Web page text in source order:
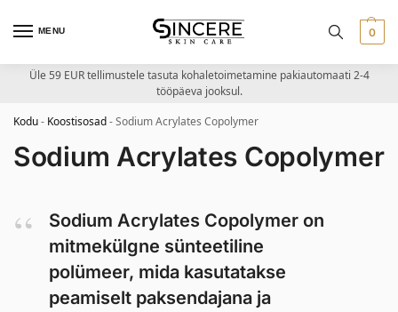
MENU 0
Üle 59 EUR tellimustele tasuta kohaletoimetamine pakiautomaati 2-4
tööpäeva jooksul.
Kodu- Koostisosad-Sodium Acrylates Copolymer
Sodium Acrylates Copolymer
Sodium Acrylates Copolymer on
mitmekülgne sünteetiline
polümeer, mida kasutatakse
peamiselt paksendajana ja